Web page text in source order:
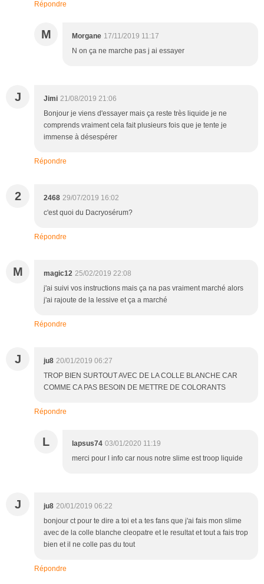
Répondre
M Morgane 17/11/2019 11:17
N on ça ne marche pas j ai essayer
J Jimi 21/08/2019 21:06
Bonjour je viens d'essayer mais ça reste très liquide je ne
comprends vraiment cela fait plusieurs fois que je tente je
immense à désespérer
Répondre
2 2468 29/07/2019 16:02
c'est quoi du Dacryosérum?
Répondre
M magic12 25/02/2019 22:08
j'ai suivi vos instructions mais ça na pas vraiment marché alors
j'ai rajoute de la lessive et ça a marché
Répondre
J ju8 20/01/2019 06:27
TROP BIEN SURTOUT AVEC DE LA COLLE BLANCHE CAR
COMME CA PAS BESOIN DE METTRE DE COLORANTS
Répondre
L lapsus74 03/01/2020 11:19
merci pour l info car nous notre slime est troop liquide
J ju8 20/01/2019 06:22
bonjour ct pour te dire a toi et a tes fans que j'ai fais mon slime
avec de la colle blanche cleopatre et le resultat et tout a fais trop
bien et il ne colle pas du tout
Répondre